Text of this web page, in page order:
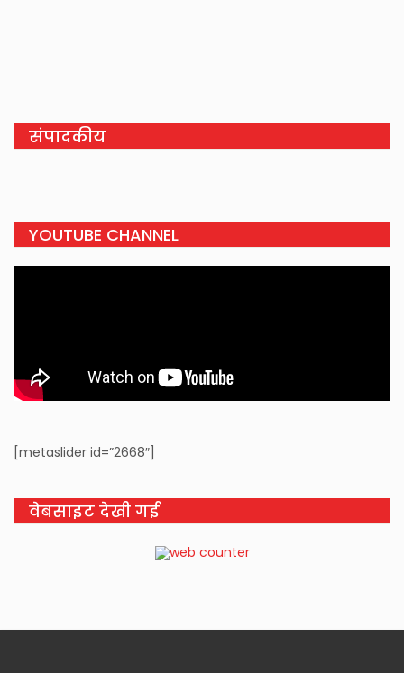
संपादकीय
YOUTUBE CHANNEL
[metaslider id=”2668″]
वेबसाइट देखी गई